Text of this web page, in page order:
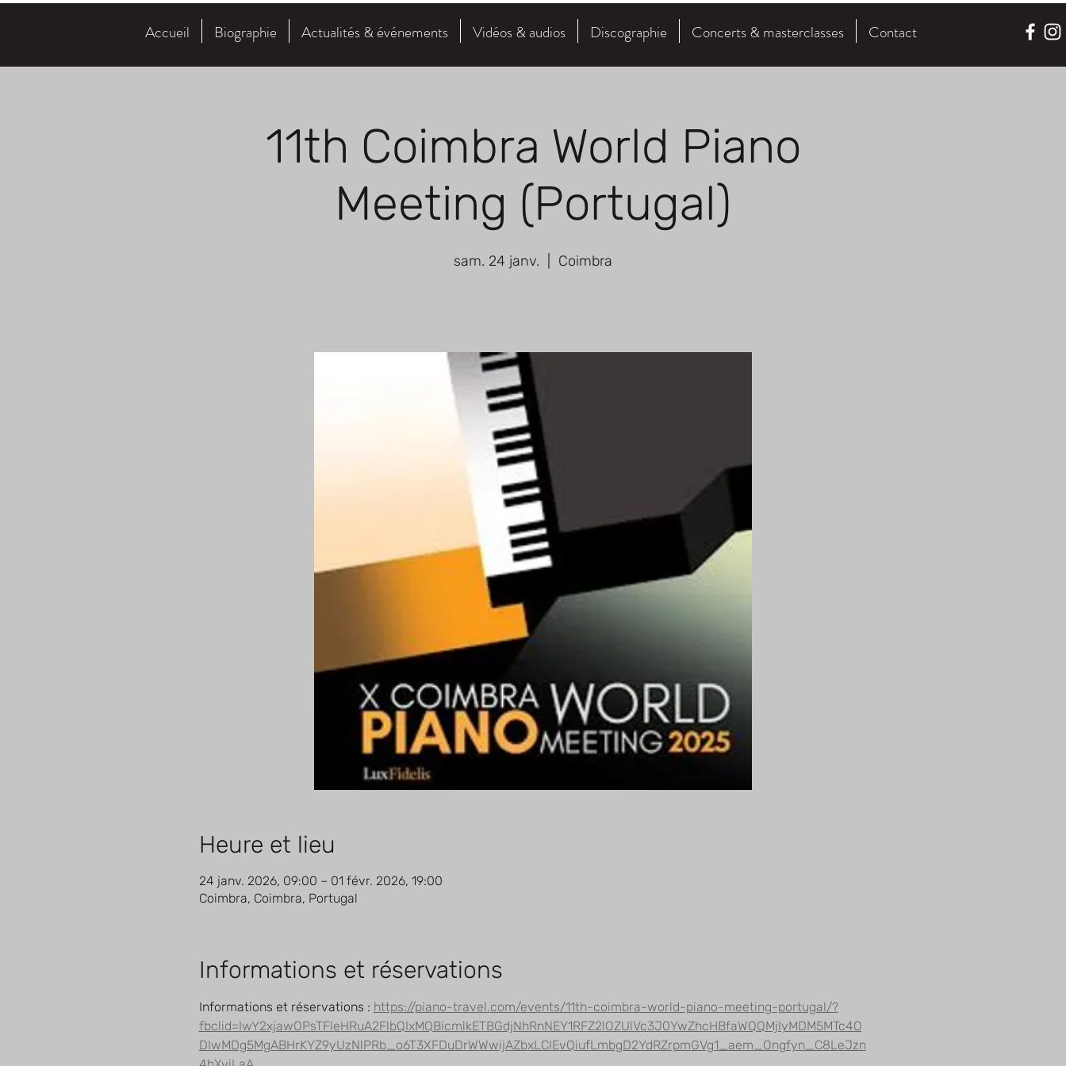
Accueil Biographie Actualités & événements Vidéos & audios Discographie Concerts & masterclasses Contact
11th Coimbra World Piano
Meeting (Portugal)
sam. 24 janv. Coimbra
Heure et lieu
24 janv. 2026, 09:00 – 01 févr. 2026, 19:00
Coimbra, Coimbra, Portugal
Informations et réservations
Informations et réservations : https://piano-travel.com/events/11th-coimbra-world-piano-meeting-portugal/?
fbclid=IwY2xjawOPsTFleHRuA2FlbQIxMQBicmlkETBGdjNhRnNEY1RFZ2lOZUlVc3J0YwZhcHBfaWQQMjIyMDM5MTc4O
DIwMDg5MgABHrKYZ9yUzNlPRb_o6T3XFDuDrWWwijAZbxLCIEvQiufLmbgD2YdRZrpmGVg1_aem_Ongfyn_C8LeJzn